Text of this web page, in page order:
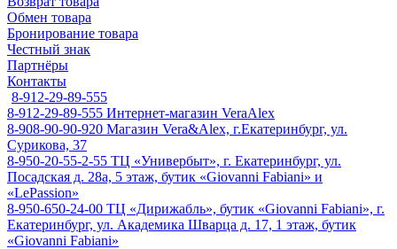
Обмен товара
Бронирование товара
Честный знак
Партнёры
Контакты
8-912-29-89-555
8-912-29-89-555 Интернет-магазин VeraAlex
8-908-90-90-920 Магазин Vera&Alex, г.Екатеринбург, ул.
Сурикова, 37
8-950-20-55-2-55 ТЦ «Универбыт», г. Екатеринбург, ул.
Посадская д. 28а, 5 этаж, бутик «Giovanni Fabiani» и
«LePassion»
8-950-650-24-00 ТЦ «Дирижабль», бутик «Giovanni Fabiani», г.
Екатеринбург, ул. Академика Шварца д. 17, 1 этаж, бутик
«Giovanni Fabiani»